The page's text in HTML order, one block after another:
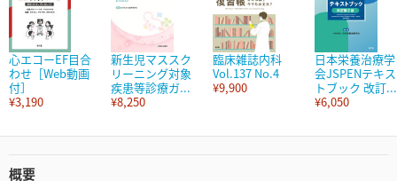
心エコーEF目合
わせ［Web動画
付］
¥3,190
新生児マススク
リーニング対象
疾患等診療ガ...
¥8,250
臨床雑誌内科
Vol.137 No.4
¥9,900
日本栄養治療学
会JSPENテキス
トブック 改訂...
¥6,050
概要